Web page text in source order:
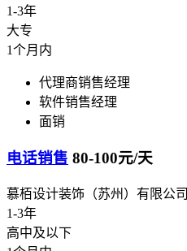
1-3年
大专
1个月内
代理商销售经理
软件销售经理
面销
电话销售 80-100元/天
慕栢设计装饰（苏州）有限公司
1-3年
高中及以下